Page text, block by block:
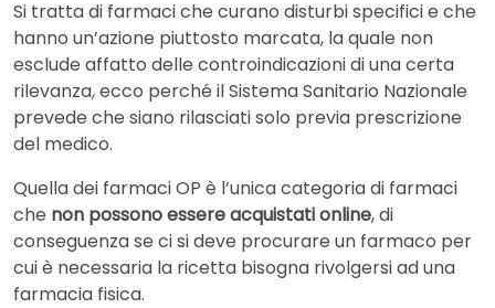
Si tratta di farmaci che curano disturbi specifici e che
hanno un’azione piuttosto marcata, la quale non
esclude affatto delle controindicazioni di una certa
rilevanza, ecco perché il Sistema Sanitario Nazionale
prevede che siano rilasciati solo previa prescrizione
del medico.
Quella dei farmaci OP è l’unica categoria di farmaci
che non possono essere acquistati online, di
conseguenza se ci si deve procurare un farmaco per
cui è necessaria la ricetta bisogna rivolgersi ad una
farmacia fisica.